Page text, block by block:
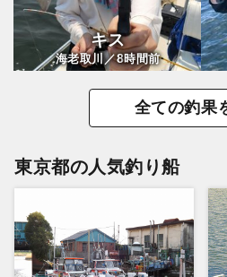
キス
海老取川／8時間前
全ての釣果
東京都の人気釣り船